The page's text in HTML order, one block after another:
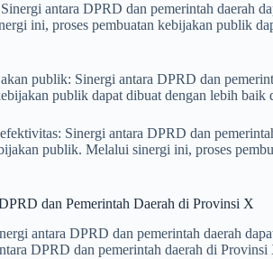
antara DPRD dan pemerintah daerah
ini, proses pembuatan kebijakan publik
publik: Sinergi antara DPRD dan
publik dapat dibuat dengan lebih baik
Sinergi antara DPRD dan
publik. Melalui sinergi ini, proses
dan Pemerintah Daerah di Provinsi X
antara DPRD dan pemerintah daerah
DPRD dan pemerintah daerah di Provinsi